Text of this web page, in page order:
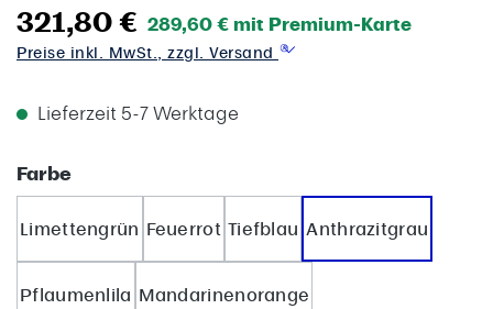
321,80 € 289,60 € mit Premium-Karte
Preise inkl. MwSt., zzgl. Versand
Lieferzeit 5-7 Werktage
Farbeauswählen
Limettengrün Feuerrot Tiefblau Anthrazitgrau
Pflaumenlila Mandarinenorange